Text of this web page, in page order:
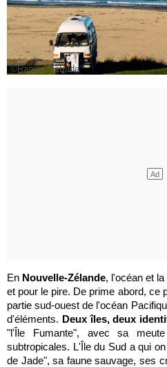
©Rambo Estrada
En Nouvelle-Zélande, l'océan et
et pour le pire. De prime abord, ce
partie sud-ouest de l'océan
d'éléments. Deux îles, deux
"l'Île Fumante", avec sa
subtropicales. L'Île du Sud a qui
de Jade", sa faune sauvage, ses